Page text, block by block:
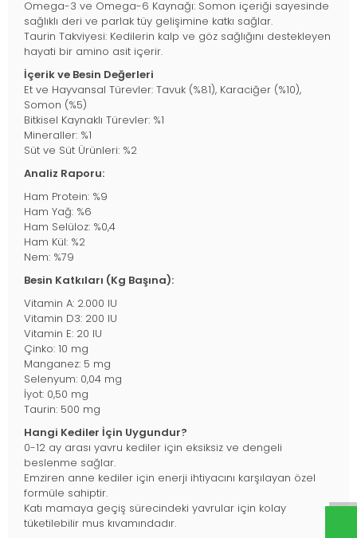
Omega-3 ve Omega-6 Kaynağı: Somon içeriği sayesinde
sağlıklı deri ve parlak tüy gelişimine katkı sağlar.
Taurin Takviyesi: Kedilerin kalp ve göz sağlığını destekleyen
hayati bir amino asit içerir.
İçerik ve Besin Değerleri
Et ve Hayvansal Türevler: Tavuk (%81), Karaciğer (%10),
Somon (%5)
Bitkisel Kaynaklı Türevler: %1
Mineraller: %1
Süt ve Süt Ürünleri: %2
Analiz Raporu:
Ham Protein: %9
Ham Yağ: %6
Ham Selüloz: %0,4
Ham Kül: %2
Nem: %79
Besin Katkıları (Kg Başına):
Vitamin A: 2.000 IU
Vitamin D3: 200 IU
Vitamin E: 20 IU
Çinko: 10 mg
Manganez: 5 mg
Selenyum: 0,04 mg
İyot: 0,50 mg
Taurin: 500 mg
Hangi Kediler İçin Uygundur?
0-12 ay arası yavru kediler için eksiksiz ve dengeli
beslenme sağlar.
Emziren anne kediler için enerji ihtiyacını karşılayan özel
formüle sahiptir.
Katı mamaya geçiş sürecindeki yavrular için kolay
tüketilebilir mus kıvamındadır.